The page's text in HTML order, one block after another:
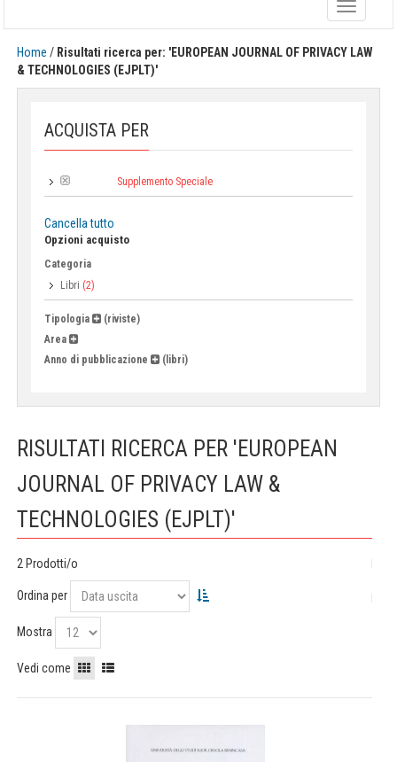
Toggle
navigation
Home / Risultati ricerca per: 'EUROPEAN JOURNAL OF PRIVACY LAW
& TECHNOLOGIES (EJPLT)'
ACQUISTA PER
Supplemento Speciale
Cancella tutto
Opzioni acquisto
Categoria
Libri (2)
Tipologia
(riviste)
Area
Anno di pubblicazione
(libri)
RISULTATI RICERCA PER 'EUROPEAN
JOURNAL OF PRIVACY LAW &
TECHNOLOGIES (EJPLT)'
2 Prodotti/o
Ordina per
Mostra
Vedi come